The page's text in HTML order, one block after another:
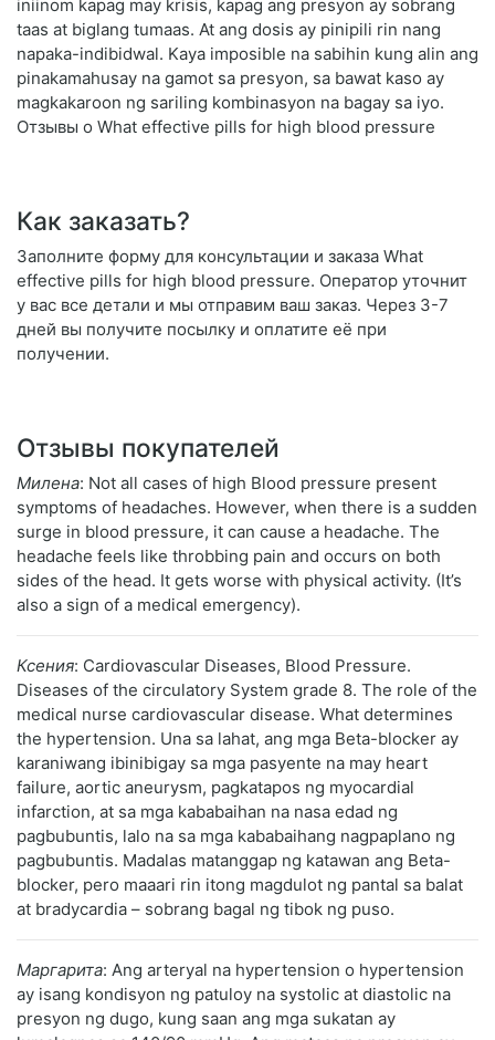
iniinom kapag may krisis, kapag ang presyon ay sobrang
taas at biglang tumaas. At ang dosis ay pinipili rin nang
napaka-indibidwal. Kaya imposible na sabihin kung alin ang
pinakamahusay na gamot sa presyon, sa bawat kaso ay
magkakaroon ng sariling kombinasyon na bagay sa iyo.
Отзывы о What effective pills for high blood pressure
Как заказать?
Заполните форму для консультации и заказа What
effective pills for high blood pressure. Оператор уточнит
у вас все детали и мы отправим ваш заказ. Через 3-7
дней вы получите посылку и оплатите её при
получении.
Отзывы покупателей
Милена: Not all cases of high Blood pressure present
symptoms of headaches. However, when there is a sudden
surge in blood pressure, it can cause a headache. The
headache feels like throbbing pain and occurs on both
sides of the head. It gets worse with physical activity. (It’s
also a sign of a medical emergency).
Ксения: Cardiovascular Diseases, Blood Pressure.
Diseases of the circulatory System grade 8. The role of the
medical nurse cardiovascular disease. What determines
the hypertension. Una sa lahat, ang mga Beta-blocker ay
karaniwang ibinibigay sa mga pasyente na may heart
failure, aortic aneurysm, pagkatapos ng myocardial
infarction, at sa mga kababaihan na nasa edad ng
pagbubuntis, lalo na sa mga kababaihang nagpaplano ng
pagbubuntis. Madalas matanggap ng katawan ang Beta-
blocker, pero maaari rin itong magdulot ng pantal sa balat
at bradycardia – sobrang bagal ng tibok ng puso.
Маргарита: Ang arteryal na hypertension o hypertension
ay isang kondisyon ng patuloy na systolic at diastolic na
presyon ng dugo, kung saan ang mga sukatan ay